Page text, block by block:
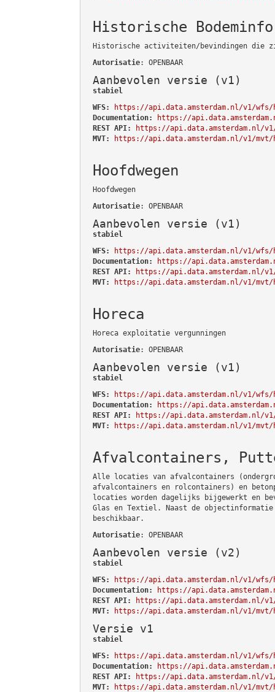
Historische
Historische activiteiten/bevindingen die
Autorisatie: OPENBAAR
Aanbevolen versie (v1)
stabiel
WFS:
https://api.data.amsterdam.nl/v1/wfs/
Documentation:
https://
REST API:
https://api.data.amsterdam.nl/
MVT:
https://api.data.amsterdam.nl/v1/mvt/
Hoofdwegen
Hoofdwegen
Autorisatie: OPENBAAR
Aanbevolen versie (v1)
stabiel
WFS:
https://api.data.amsterdam.nl/v1/wfs/
Documentation:
https://
REST API:
https://api.data.amsterdam.nl/
MVT:
https://api.data.amsterdam.nl/v1/mvt/
Horeca
Horeca exploitatie vergunningen
Autorisatie: OPENBAAR
Aanbevolen versie (v1)
stabiel
WFS:
https://api.data.amsterdam.nl/v1/wfs/
Documentation:
https://
REST API:
https://api.data.amsterdam.nl/
MVT:
https://api.data.amsterdam.nl/v1/mvt/
Afvalcontainers,
Alle locaties van afvalcontainers
afvalcontainers en rolcontainers) en
locaties worden dagelijks bijgewerkt en
Glas en Textiel. Naast de objectinformatie
beschikbaar.
Autorisatie: OPENBAAR
Aanbevolen versie (v2)
stabiel
WFS:
https://api.data.amsterdam.nl/v1/
Documentation:
https://
REST API:
https://api.data.amsterdam.nl/
MVT:
https://api.data.amsterdam.nl/v1/
Versie v1
stabiel
WFS:
https://api.data.amsterdam.nl/v1/
Documentation:
https://
REST API:
https://api.data.amsterdam.nl/
MVT:
https://api.data.amsterdam.nl/v1/